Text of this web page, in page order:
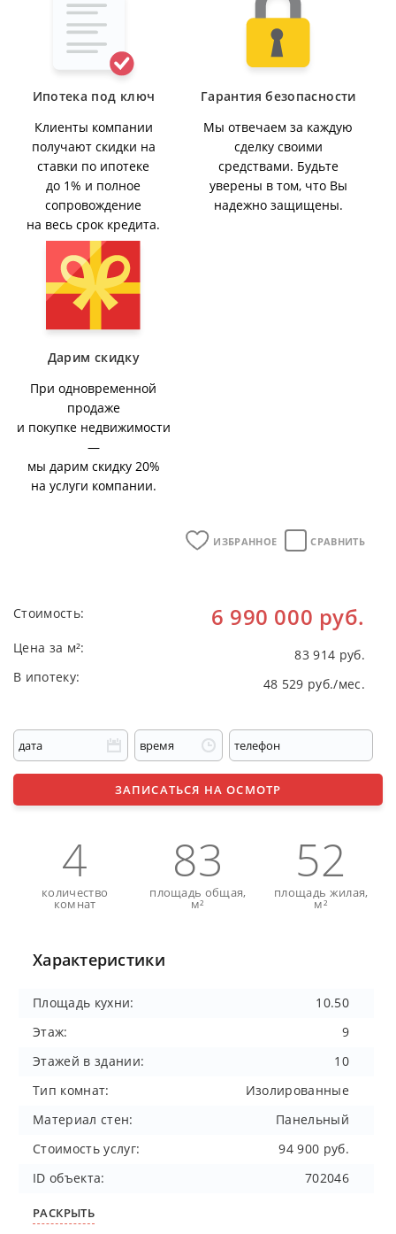
домом находятся известные центры образования
№10 и №12, а также детское отделение. Городская
клиническая больница №2 и поликлиника №1 тоже
находятся в непосредственной близости. Если у вас
возникли вопросы, звоните нам с удовольствием
ответим на все Ваши вопросы. Если у вас сейчас нет
возможности позвонить, нажмите "Написать
сообщение" и отправьте ваш контакт для связи. Мы
перезвоним вам. Не упустите возможность сделать
удачную покупку и обеспечить комфортное жилье
для вас и вашей семьи.
Ипотека под ключ
Клиенты компании
получают скидки на
ставки по ипотеке
до 1% и полное
сопровождение
на весь срок кредита.
Гарантия безопасности
Мы отвечаем за каждую
сделку своими
средствами. Будьте
уверены в том, что Вы
надежно защищены.
Дарим скидку
При одновременной
продаже
и покупке недвижимости
—
мы дарим скидку 20%
на услуги компании.
ИЗБРАННОЕ СРАВНИТЬ
Стоимость: 6 990 000 руб.
Цeнa зa м²:
83 914 руб.
В ипотеку:
48 529 руб./мес.
ЗАПИСАТЬСЯ НА ОСМОТР
4
количество
комнат
83
площадь общая,
м²
52
площадь жилая,
м²
Характеристики
Площадь кухни:
10.50
Этаж:
9
Этажей в здании:
10
Тип комнат:
Изолированные
Материал стен:
Панельный
Стоимость услуг:
94 900 руб.
ID объекта:
702046
РАСКРЫТЬ